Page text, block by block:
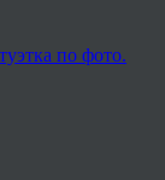
по фото.